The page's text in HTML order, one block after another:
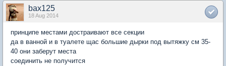
bax125
18 Aug 2014
принципе местами достраивают все секции
да в ванной и в туалете щас большие дырки под вытяжку см 35-
40 они заберут места
соединить не получится